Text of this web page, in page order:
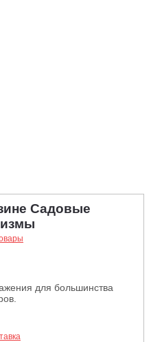
Садовые
для большинства